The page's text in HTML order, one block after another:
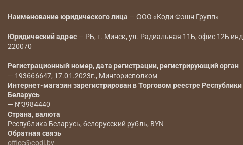
Наименование юридического лица — ООО «Коди Фэшн Групп»
Юридический адрес — РБ, г. Минск, ул. Радиальная 11Б, офис 12Б инд
220070
Регистрационный номер, дата регистрации, регистрирующий орган
— 193666647, 17.01.2023г., Мингорисполком
Интернет-магазин зарегистрирован в Торговом реестре Республики
Беларусь
— №3984440
Страна, валюта
Республика Беларусь, белорусский рубль, BYN
Обратная связь
office@codi.by